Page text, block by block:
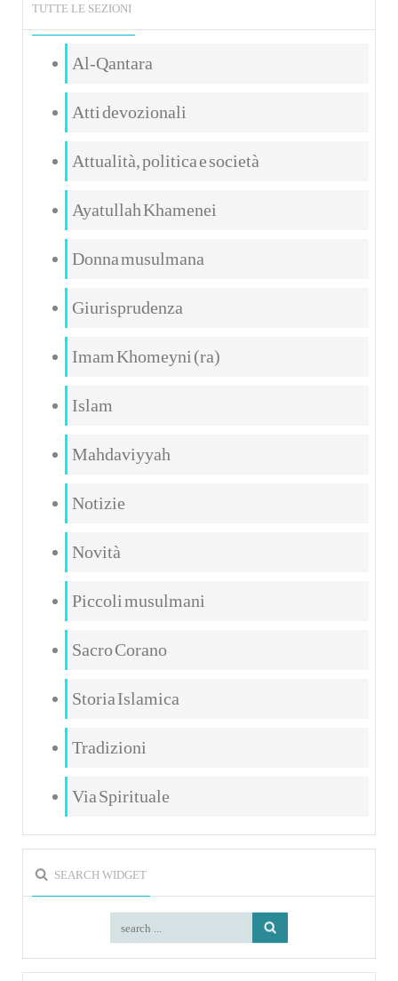
TUTTE LE SEZIONI
Al-Qantara
Atti devozionali
Attualità, politica e società
Ayatullah Khamenei
Donna musulmana
Giurisprudenza
Imam Khomeyni (ra)
Islam
Mahdaviyyah
Notizie
Novità
Piccoli musulmani
Sacro Corano
Storia Islamica
Tradizioni
Via Spirituale
SEARCH WIDGET